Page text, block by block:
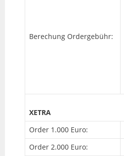
Berechung Ordergebühr:
XETRA
Order 1.000 Euro:
Order 2.000 Euro: